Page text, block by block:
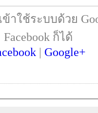
าใช้ระบบด้วย
Facebook ก็ได้
| Google+